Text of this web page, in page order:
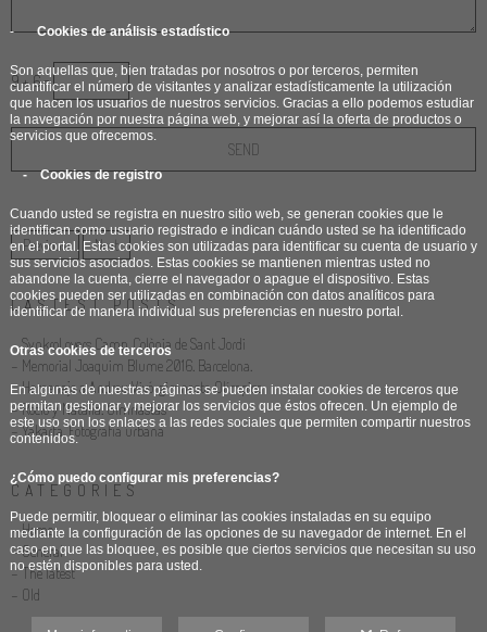
9 + 6 =
Previous Next
LASTEST POSTS
- SynkroLovers Camp. Colònia de Sant Jordi
- Memorial Joaquim Blume 2016. Barcelona.
- Homenaje a Andreu Vivó, gimnasta Olímpico
- Rocio y Natalia. Gimnastas
- Yakarta. Fotografía urbana
CATEGORIES
- Home
- General
- The latest
- Old
-Cookies de análisis estadístico
Son aquellas que, bien tratadas por nosotros o por terceros, permiten
cuantificar el número de visitantes y analizar estadísticamente la utilización
que hacen los usuarios de nuestros servicios. Gracias a ello podemos estudiar
la navegación por nuestra página web, y mejorar así la oferta de productos o
servicios que ofrecemos.
- Cookies de registro
Cuando usted se registra en nuestro sitio web, se generan cookies que le
identifican como usuario registrado e indican cuándo usted se ha identificado
en el portal. Estas cookies son utilizadas para identificar su cuenta de usuario y
sus servicios asociados. Estas cookies se mantienen mientras usted no
abandone la cuenta, cierre el navegador o apague el dispositivo. Estas
cookies pueden ser utilizadas en combinación con datos analíticos para
identificar de manera individual sus preferencias en nuestro portal.
Otras cookies de terceros
En algunas de nuestras páginas se pueden instalar cookies de terceros que
permitan gestionar y mejorar los servicios que éstos ofrecen. Un ejemplo de
este uso son los enlaces a las redes sociales que permiten compartir nuestros
contenidos.
¿Cómo puedo configurar mis preferencias?
Puede permitir, bloquear o eliminar las cookies instaladas en su equipo
mediante la configuración de las opciones de su navegador de internet. En el
caso en que las bloquee, es posible que ciertos servicios que necesitan su uso
no estén disponibles para usted.